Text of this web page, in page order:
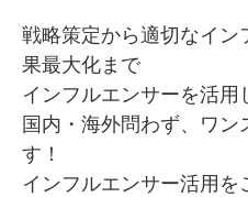
戦略策定から適切なイン
果最大化まで
インフルエンサーを活用
国内・海外問わず、ワン
す！
インフルエンサー活用